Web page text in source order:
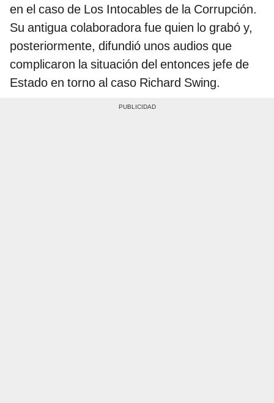
en el caso de Los Intocables de la Corrupción.
Su antigua colaboradora fue quien lo grabó y,
posteriormente, difundió unos audios que
complicaron la situación del entonces jefe de
Estado en torno al caso Richard Swing.